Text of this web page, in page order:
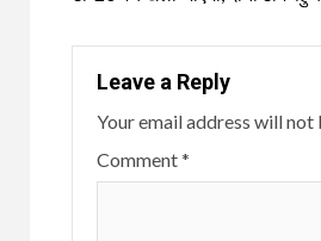
Leave a Reply
Your email address will not
Comment*